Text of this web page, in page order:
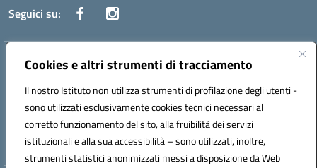
Cookies e altri strumenti di tracciamento
Il nostro Istituto non utilizza strumenti di profilazione degli utenti -
sono utilizzati esclusivamente cookies tecnici necessari al
corretto funzionamento del sito, alla fruibilità dei servizi
istituzionali e alla sua accessibilità – sono utilizzati, inoltre,
strumenti statistici anonimizzati messi a disposizione da Web
Seguici su:
Indirizzo:Corso Vittorio Emanuele, 27 90133 - Palermo
Posta elettronica certificata (PEC):pais03600r@pec.istruzione.it
Codice fiscale: 97308550827
Codice meccanografico: PAIS03600R